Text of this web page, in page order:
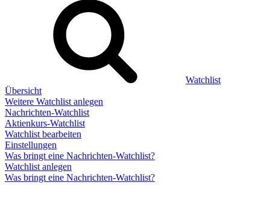
Watchlist
Übersicht
Weitere Watchlist anlegen
Nachrichten-Watchlist
Aktienkurs-Watchlist
Watchlist bearbeiten
Einstellungen
Was bringt eine Nachrichten-Watchlist?
Watchlist anlegen
Was bringt eine Nachrichten-Watchlist?